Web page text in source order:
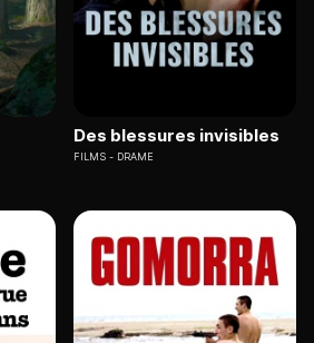
Des blessures invisibles
FILMS DRAME